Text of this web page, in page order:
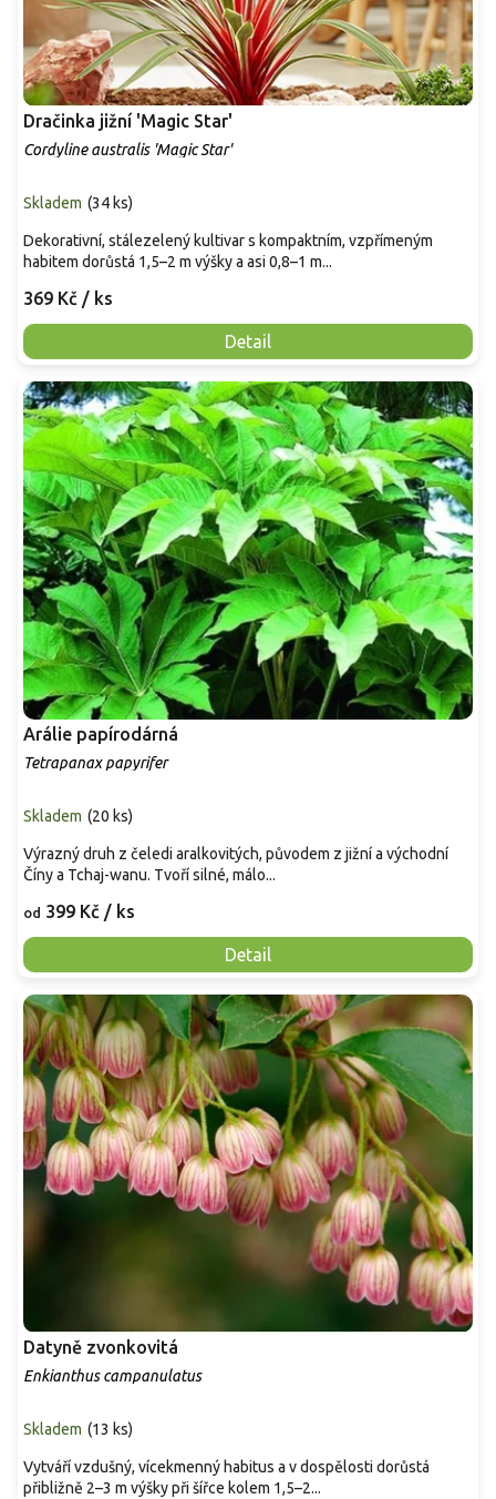
Dračinka jižní 'Magic Star'
Cordyline australis 'Magic Star'
Skladem (34 ks)
369 Kč / ks
Detail
Dekorativní, stálezelený kultivar s kompaktním, vzpřímeným
habitem dorůstá 1,5–2 m výšky a asi 0,8–1 m...
Arálie papírodárná
Tetrapanax papyrifer
Skladem (20 ks)
od 399 Kč / ks
Detail
Výrazný druh z čeledi aralkovitých, původem z jižní a východní
Číny a Tchaj-wanu. Tvoří silné, málo...
Datyně zvonkovitá
Enkianthus campanulatus
Skladem (13 ks)
Vytváří vzdušný, vícekmenný habitus a v dospělosti dorůstá
přibližně 2–3 m výšky při šířce kolem 1,5–2...